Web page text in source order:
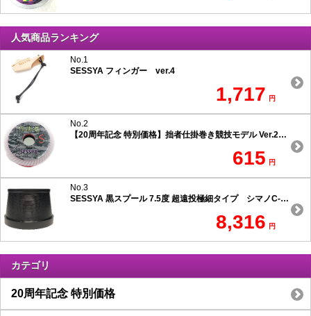
人気商品ランキング
No.1
SESSYA フィンガー ver.4
1,717 円
No.2
【20周年記念 特別価格】拙者仕掛巻き競技モデル Ver.2 スリムタイプ
615 円
No.3
SESSYA 黒スプール 7.5度 超遠投極細タイプ シマノC-1用
8,316 円
カテゴリ
20周年記念 特別価格